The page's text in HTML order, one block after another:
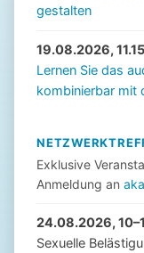
gestalten
19.08.2026,
Lernen Sie das
kombinierbar mit
Exklusive
Anmeldung an
24.08.2026,
Sexuelle